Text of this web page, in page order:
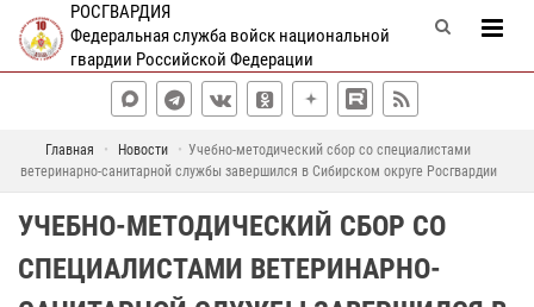
РОСГВАРДИЯ
Федеральная служба войск национальной
гвардии Российской Федерации
Главная Новости
Учебно-методический сбор со специалистами
ветеринарно-санитарной службы завершился в Сибирском округе Росгвардии
УЧЕБНО-МЕТОДИЧЕСКИЙ СБОР СО
СПЕЦИАЛИСТАМИ ВЕТЕРИНАРНО-